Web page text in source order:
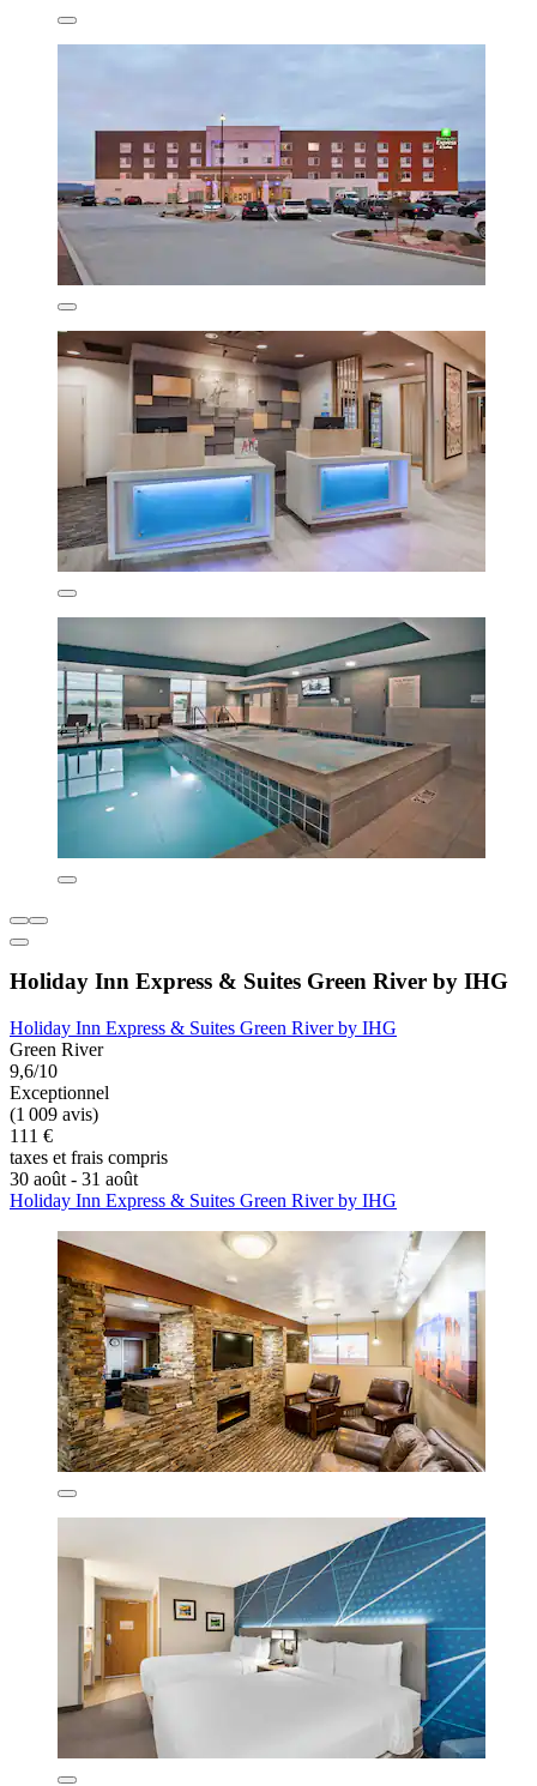
Holiday Inn Express & Suites Green River by IHG
Holiday Inn Express & Suites Green River by IHG
Green River
9,6/10
Exceptionnel
(1 009 avis)
111 €
taxes et frais compris
30 août - 31 août
Holiday Inn Express & Suites Green River by IHG